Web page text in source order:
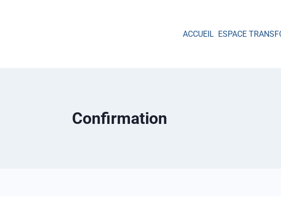
ACCUEIL ESPACE
Confirmation